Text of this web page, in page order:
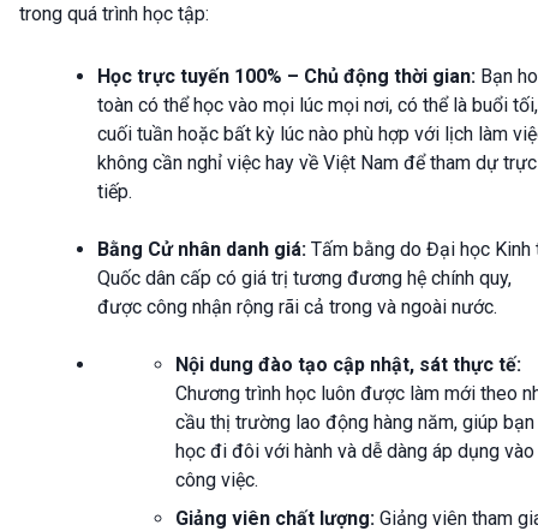
trong quá trình học tập:
Học trực tuyến 100% – Chủ động thời gian: Bạn
toàn có thể học vào mọi lúc mọi nơi, có thể là buổi tối,
cuối tuần hoặc bất kỳ lúc nào phù hợp với lịch làm
không cần nghỉ việc hay về Việt Nam để tham dự trực
tiếp.
Bằng Cử nhân danh giá: Tấm bằng do Đại học Kinh
Quốc dân cấp có giá trị tương đương hệ chính quy,
được công nhận rộng rãi cả trong và ngoài nước.
Nội dung đào tạo cập nhật, sát thực tế:
Chương trình học luôn được làm mới theo
cầu thị trường lao động hàng năm, giúp bạn
học đi đôi với hành và dễ dàng áp dụng vào
công việc.
Giảng viên chất lượng: Giảng viên tham